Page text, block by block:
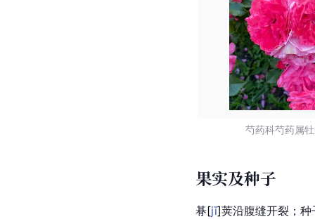
芍药科芍药属
果实及种子
朞[jī]荚沿腹缝开裂；